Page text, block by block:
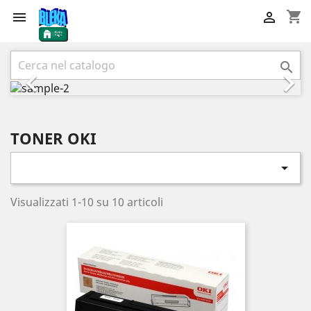
 shopping_cart



Precedente

TONER OKI

Visualizzati 1-10 su 10 articoli